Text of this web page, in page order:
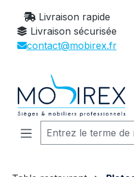
Passer au contenu principal
Livraison rapide
Livraison sécurisée
contact@mobirex.fr